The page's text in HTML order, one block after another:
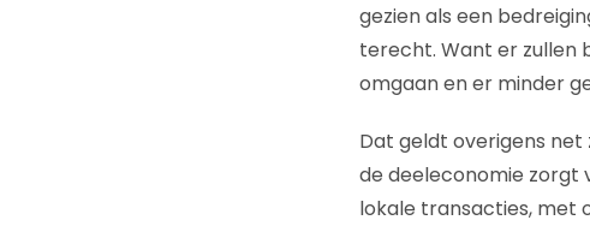
gezien als een
terecht. Want er zullen
omgaan en er minder
Dat geldt overigens net
de deeleconomie zorgt
lokale transacties, met